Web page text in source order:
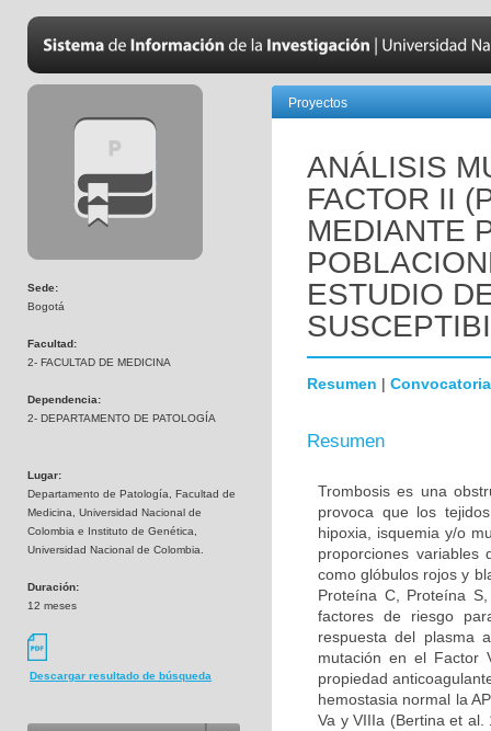
Sede:
Bogotá
Facultad:
2- FACULTAD DE MEDICINA
Dependencia:
2- DEPARTAMENTO DE PATOLOGÍA
Lugar:
Departamento de Patología, Facultad de
Medicina, Universidad Nacional de
Colombia e Instituto de Genética,
Universidad Nacional de Colombia.
Duración:
12 meses
Descargar resultado de búsqueda
Proyectos
ANÁLISIS
FACTOR II
MEDIANTE
ESTUDIO
Resumen | Convocatoria
Resumen
Trombosis es una
provoca que los
hipoxia, isquemia y/o
proporciones variables
como glóbulos rojos y
Proteína C, Proteína
factores de riesgo
respuesta del plasma
mutación en el Factor
propiedad
hemostasia normal la
Va y VIIIa (Bertina et